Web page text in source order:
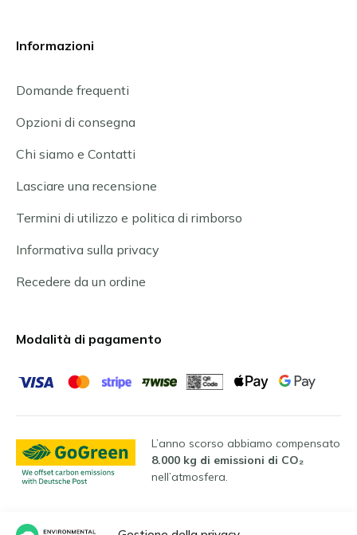
Informazioni
Domande frequenti
Opzioni di consegna
Chi siamo e Contatti
Lasciare una recensione
Termini di utilizzo e politica di rimborso
Informativa sulla privacy
Recedere da un ordine
Modalità di pagamento
L’anno scorso abbiamo compensato
8.000 kg di emissioni di CO₂
nell’atmosfera.